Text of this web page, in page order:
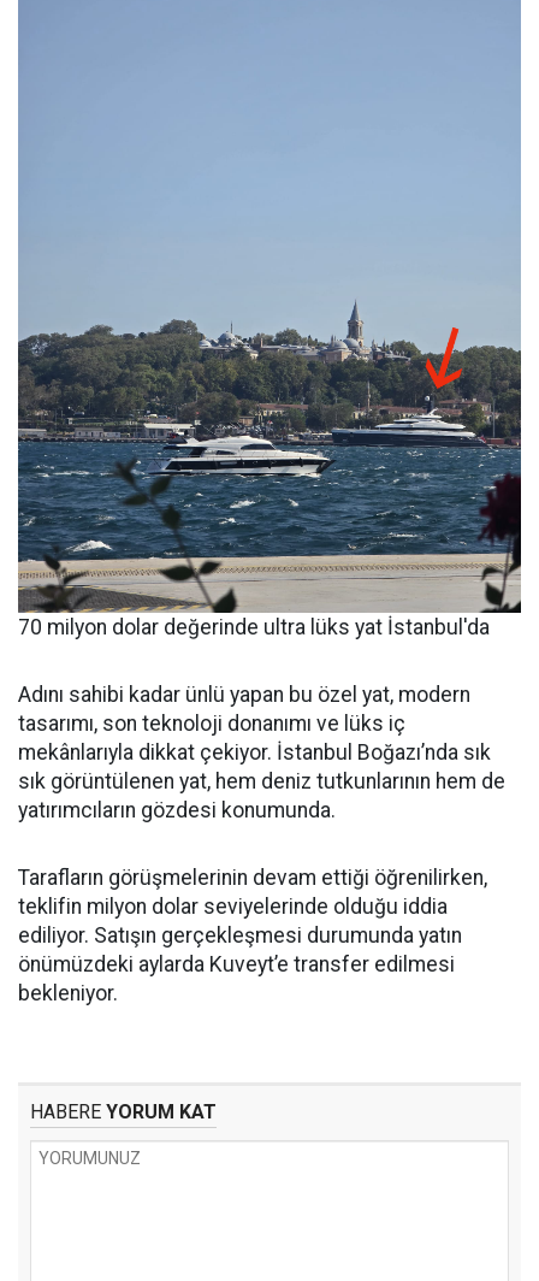
70 milyon dolar değerinde ultra lüks yat İstanbul'da
Adını sahibi kadar ünlü yapan bu özel yat, modern
tasarımı, son teknoloji donanımı ve lüks iç
mekânlarıyla dikkat çekiyor. İstanbul Boğazı’nda sık
sık görüntülenen yat, hem deniz tutkunlarının hem de
yatırımcıların gözdesi konumunda.
Tarafların görüşmelerinin devam ettiği öğrenilirken,
teklifin milyon dolar seviyelerinde olduğu iddia
ediliyor. Satışın gerçekleşmesi durumunda yatın
önümüzdeki aylarda Kuveyt’e transfer edilmesi
bekleniyor.
HABERE YORUM KAT